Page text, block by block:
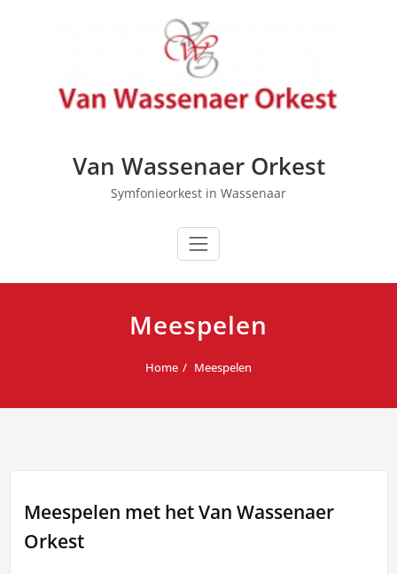
Van Wassenaer Orkest
Symfonieorkest in Wassenaar
Meespelen
Home Meespelen
Meespelen met het Van Wassenaer
Orkest